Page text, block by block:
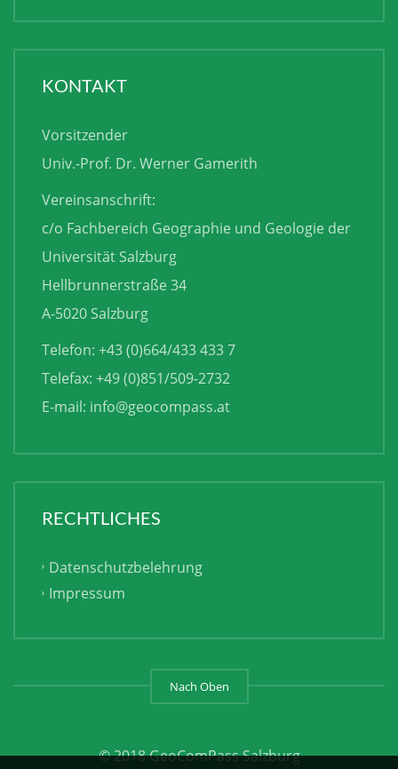
KONTAKT
Vorsitzender
Univ.-Prof. Dr. Werner Gamerith
Vereinsanschrift:
c/o Fachbereich Geographie und Geologie der
Universität Salzburg
Hellbrunnerstraße 34
A-5020 Salzburg
Telefon: +43 (0)664/433 433 7
Telefax: +49 (0)851/509-2732
E-mail: info@geocompass.at
RECHTLICHES
Datenschutzbelehrung
Impressum
Nach Oben
© 2018 GeoComPass Salzburg